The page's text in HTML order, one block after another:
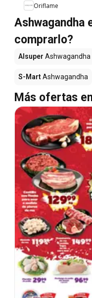
Oriflame
Ashwagandha
comprarlo?
Alsuper Ashwagandha
S-MartAshwagandha
Más ofertas